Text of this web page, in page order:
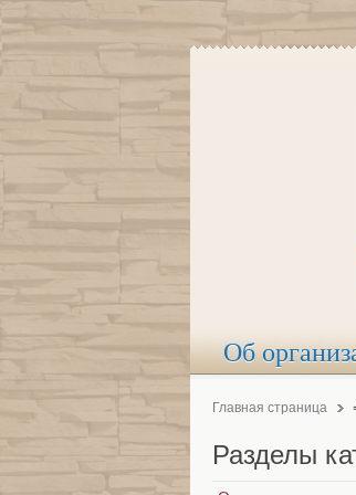
Об
Главная страница
Разделы